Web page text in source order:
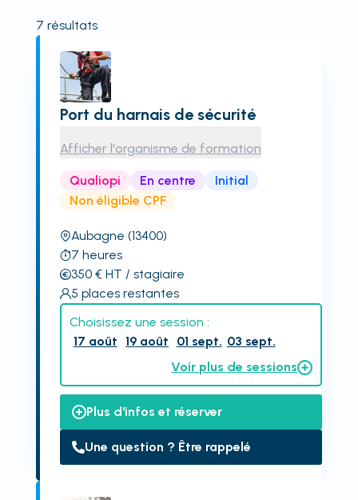
7 résultats
Port du harnais de sécurité
Afficher l'organisme de formation
Qualiopi En centre
Initial
Non éligible CPF
Aubagne (13400)
7 heures
350€ HT / stagiaire
5 places restantes
Choisissez une session :
17 août 19 août 01 sept. 03 sept.
Voir plus de sessions
Plus d'infos et réserver
Une question ? Être rappelé